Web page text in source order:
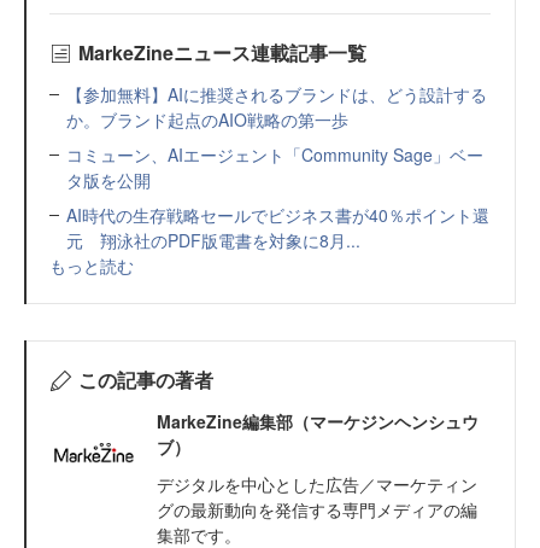
MarkeZineニュース連載記事一覧
【参加無料】AIに推奨されるブランドは、どう設計する
か。ブランド起点のAIO戦略の第一歩
コミューン、AIエージェント「Community Sage」ベー
タ版を公開
AI時代の生存戦略セールでビジネス書が40％ポイント還
元 翔泳社のPDF版電書を対象に8月...
もっと読む
この記事の著者
MarkeZine編集部（マーケジンヘンシュウ
ブ）
デジタルを中心とした広告／マーケティン
グの最新動向を発信する専門メディアの編
集部です。